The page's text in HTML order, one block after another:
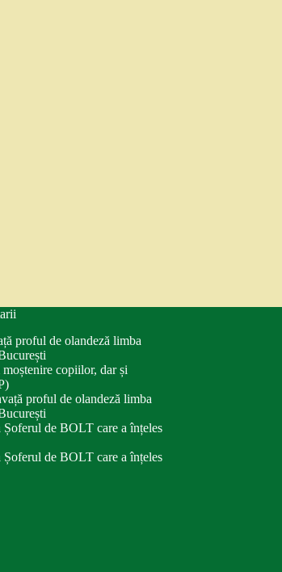
proful de olandeză limba
moștenire copiilor, dar și
proful de olandeză limba
Șoferul de BOLT care a înțeles
Șoferul de BOLT care a înțeles